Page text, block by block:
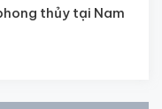
thủy tại Nam